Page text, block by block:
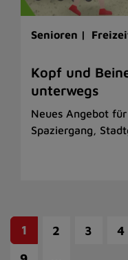
Senioren |
Kopf und
unterwegs
Neues Angebot
Spaziergang,
1 2 3 4